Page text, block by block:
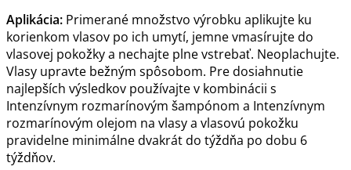
Aplikácia: Primerané množstvo výrobku aplikujte ku
korienkom vlasov po ich umytí, jemne vmasírujte do
vlasovej pokožky a nechajte plne vstrebať. Neoplachujte.
Vlasy upravte bežným spôsobom. Pre dosiahnutie
najlepších výsledkov používajte v kombinácii s
Intenzívnym rozmarínovým šampónom a Intenzívnym
rozmarínovým olejom na vlasy a vlasovú pokožku
pravidelne minimálne dvakrát do týždňa po dobu 6
týždňov.